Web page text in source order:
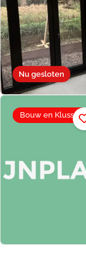
Nu gesloten
Bouw en Klussen